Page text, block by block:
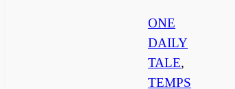
ONE
DAILY
TALE
TEMPS